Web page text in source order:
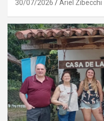
30/07/2026 Ariel Zibecchi